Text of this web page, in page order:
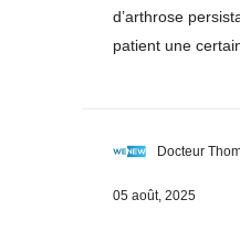
d’arthrose
patient une
Docteur
05 août, 2025